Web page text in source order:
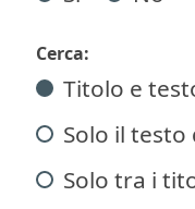
Cerca:
Titolo e
Solo il testo
Solo tra i